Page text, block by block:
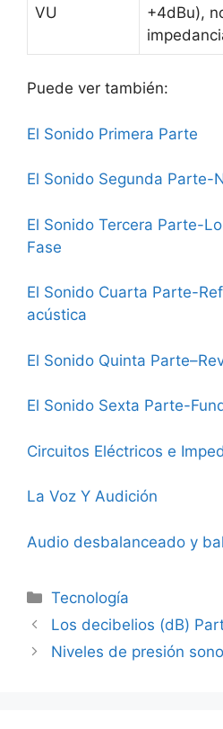
VU
+4dBu),
Puede ver también:
El Sonido Primera Parte
El Sonido Segunda Parte-
El Sonido Tercera Parte-
Fase
El Sonido Cuarta Parte-
acústica
El Sonido Quinta
El Sonido Sexta Parte-
Circuitos Eléctricos e
La Voz Y Audición
Audio desbalanceado y
Categorías
Tecnología
Los decibelios (dB)
Niveles de presión